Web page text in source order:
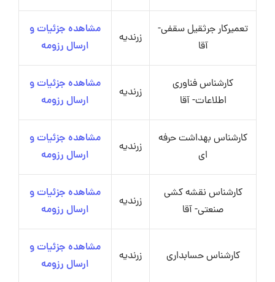
تعمیرکار جرثقیل سقفی-
آقا
زرندیه
مشاهده جزئیات و
ارسال رزومه
کارشناس فناوری
اطلاعات- آقا
زرندیه
مشاهده جزئیات و
ارسال رزومه
کارشناس بهداشت حرفه
ای
زرندیه
مشاهده جزئیات و
ارسال رزومه
کارشناس نقشه کشی
صنعتی- آقا
زرندیه
مشاهده جزئیات و
ارسال رزومه
کارشناس حسابداری زرندیه
مشاهده جزئیات و
ارسال رزومه